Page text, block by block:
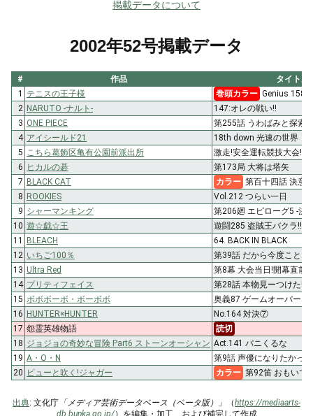
掲載データについて
2002年52号掲載データ
# 作品
タイトル
1
テニスの王子様 巻頭カラー Genius 158
2 NARUTO -ナルト-
147:オレの戦い!!
3 ONE PIECE
第255話 うわばみと探索
4 アイシールド21
18th down 光速の世界
5
こちら葛飾区亀有公園前派出所
激走!安全運転競技大会!!
6 ヒカルの碁
第173局 大将は塔矢
7 BLACK CAT カラー 第百十四話 決意
8 ROOKIES
Vol.212 つらい一日
9 シャーマンキング
第206廻 エピローグ5 -決
10 遊☆戯☆王
遊闘285 盗賊王バクラ!!
11 BLEACH
64. BACK IN BLACK
12 いちご100％
第39話 だから今度こと
13 Ultra Red
第8幕 大会当日!開幕直前
14 プリティフェイス
第28話 本物見ーつけた!?
15 ボボボーボ・ボーボボ
奥義87 ゲームオーバー
16 HUNTER×HUNTER
No.164 対決⑦
17 怨霊英雄物語
読切
18 ジョジョの奇妙な冒険 Part6 ストーンオーシャン Act.141 パニくるな
19 A・O・N
第9話 声優になりたかっ
20 ピューと吹く!ジャガー カラー 第92笛 おもいで
出典: 文化庁 「メディア芸術データベース（ベータ版）」 （https://mediaarts-
db.bunka.go.jp/）を編集・加工、および補完して作成